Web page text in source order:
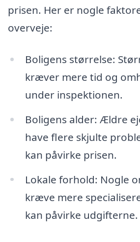
prisen. Her er nogle
overveje:
Boligens størrelse:
kræver mere tid og
under inspektionen.
Boligens alder: Ældre
have flere skjulte
kan påvirke prisen.
Lokale forhold: Nogle
kræve mere
kan påvirke udgifterne.